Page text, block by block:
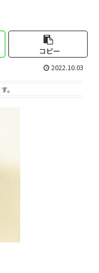
コピー
2022.10.03
。